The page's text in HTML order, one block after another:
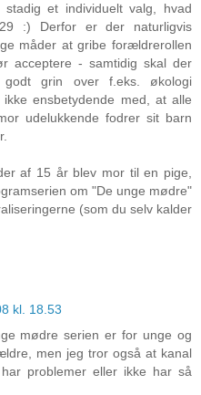
et individuelt valg, hvad
:) Derfor er der naturligvis
måder at gribe forældrerollen
acceptere - samtidig skal der
grin over f.eks. økologi
ensbetydende med, at alle
udelukkende fodrer sit barn
af 15 år blev mor til en pige,
om "De unge mødre"
(som du selv kalder
kl. 18.53
mødre serien er for unge og
men jeg tror også at kanal
problemer eller ikke har så